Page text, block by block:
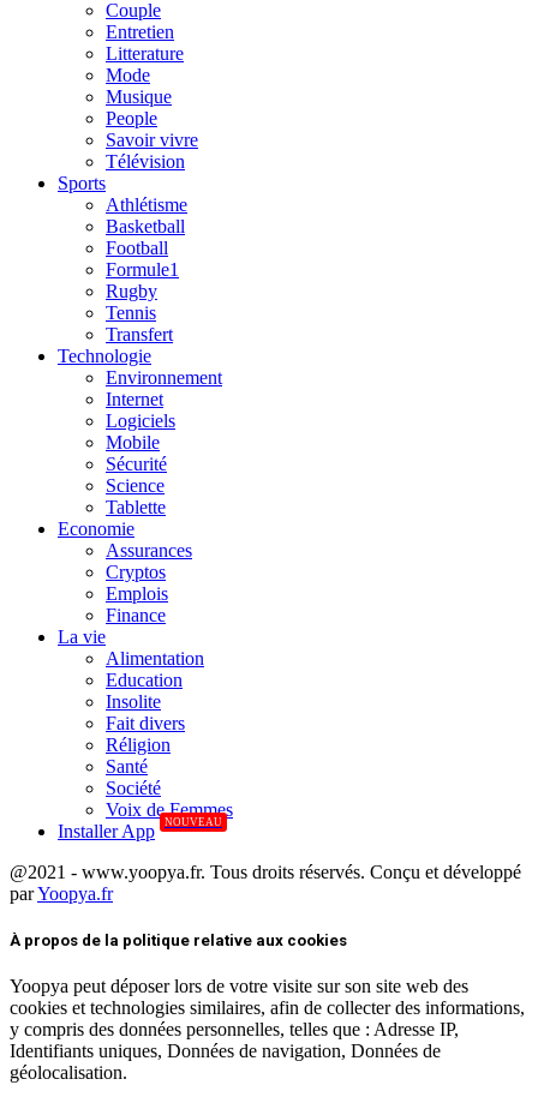
Couple
Entretien
Litterature
Mode
Musique
People
Savoir vivre
Télévision
Sports
Athlétisme
Basketball
Football
Formule1
Rugby
Tennis
Transfert
Technologie
Environnement
Internet
Logiciels
Mobile
Sécurité
Science
Tablette
Economie
Assurances
Cryptos
Emplois
Finance
La vie
Alimentation
Education
Insolite
Fait divers
Réligion
Santé
Société
Voix de Femmes
Installer App
NOUVEAU
@2021 - www.yoopya.fr. Tous droits réservés. Conçu et développé
parYoopya.fr
À propos de la politique relative aux cookies
Yoopya peut déposer lors de votre visite sur son site web des
cookies et technologies similaires, afin de collecter des informations,
y compris des données personnelles, telles que : Adresse IP,
Identifiants uniques, Données de navigation, Données de
géolocalisation.